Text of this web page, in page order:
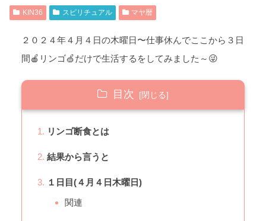
KIN36 スピリチュアル マヤ暦
２０２４年４月４日の木曜日〜仕事休んでここから３日
間🍎リンゴ🍏だけで生活するをしてみました～😜
目次
リンゴ断食とは
結果から言うと
１日目(４月４日木曜日)
関連